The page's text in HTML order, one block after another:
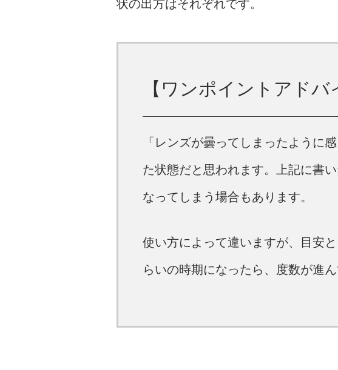
状の出方はそれぞれです。
【ワンポイントアドバ
「レンズが曇ってしまったように
た状態だと思われます。上記に書
なってしまう場合もあります。
使い方によって違いますが、目安
らいの時期になったら、度数が進